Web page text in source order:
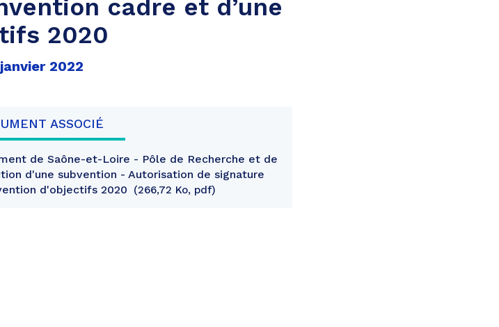
cadre et d’une
2020
2022
ASSOCIÉ
de Saône-et-Loire - Pôle de Recherche et de
d'une subvention - Autorisation de signature
d'objectifs 2020
266,72 Ko, pdf